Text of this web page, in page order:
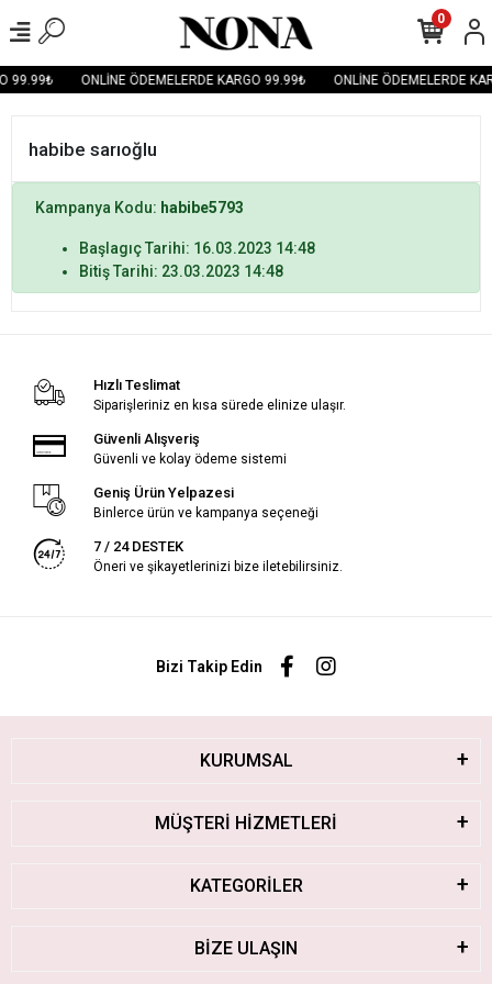
99.99₺ ONLİNE ÖDEMELERDE KARGO 99.99₺ ONLİNE ÖDEMELERDE
0
habibe sarıoğlu
Kampanya Kodu: habibe5793
Başlagıç Tarihi: 16.03.2023 14:48
Bitiş Tarihi: 23.03.2023 14:48
Hızlı Teslimat
Siparişleriniz en kısa sürede elinize ulaşır.
Güvenli Alışveriş
Güvenli ve kolay ödeme sistemi
Geniş Ürün Yelpazesi
Binlerce ürün ve kampanya seçeneği
7 / 24 DESTEK
Öneri ve şikayetlerinizi bize iletebilirsiniz.
Bizi Takip Edin
KURUMSAL
MÜŞTERİ HİZMETLERİ
KATEGORİLER
BİZE ULAŞIN